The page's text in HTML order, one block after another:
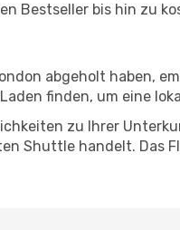
Bestseller bis hin zu
abgeholt haben,
finden, um eine
zu Ihrer
Shuttle handelt.